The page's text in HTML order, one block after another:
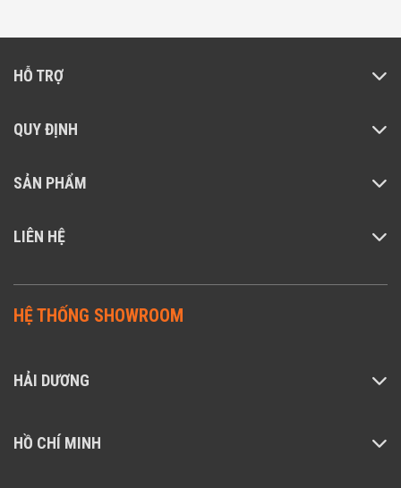
Theo thông tin chính thức, ưu điểm lớn của động
than cơ học, khiến tiếng ồn thấp hơn và tốc độ
lọc một cách tốt hơn và không gây khó chịu cho
HỖ TRỢ
QUY ĐỊNH
SẢN PHẨM
LIÊN HỆ
HỆ THỐNG SHOWROOM
HẢI DƯƠNG
HỒ CHÍ MINH